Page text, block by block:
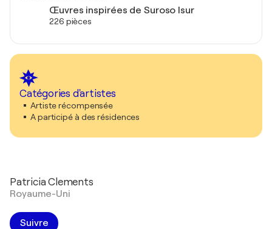
Œuvres inspirées de Suroso Isur
226 pièces
Catégories d'artistes
Artiste récompensée
A participé à des résidences
Patricia Clements
Royaume-Uni
Suivre